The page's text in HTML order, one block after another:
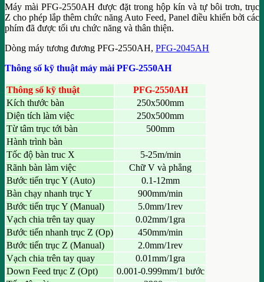
Máy mài PFG-2550AH được đặt trong hộp kín và tự bôi trơn, trục
Z cho phép lắp thêm chức năng Auto Feed, Panel điều khiển bởi các
phím đã được tối ưu chức năng và thân thiện.
Dòng máy tương đương PFG-2550AH, PFG-2045AH
Thông số kỹ thuật máy mài PFG-2550AH
Thông số kỹ thuật
PFG-2550AH
Kích thước bàn
250x500mm
Diện tích làm việc
250x500mm
Từ tâm trục tới bàn
500mm
Hành trình bàn
Tốc độ bàn truc X
5-25m/min
Rãnh bàn làm việc
Chữ V và phẳng
Bước tiến trục Y (Auto)
0.1-12mm
Bàn chạy nhanh trục Y
900mm/min
Bước tiến trục Y (Manual)
5.0mm/1rev
Vạch chia trên tay quay
0.02mm/1gra
Bước tiến nhanh trục Z (Op)
450mm/min
Bước tiến trục Z (Manual)
2.0mm/1rev
Vạch chia trên tay quay
0.01mm/1gra
Down Feed trục Z (Opt)
0.001-0.999mm/1 bước